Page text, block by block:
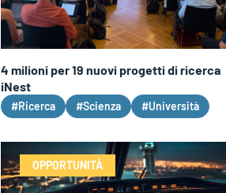
4 milioni per 19 nuovi progetti di ricerca
iNest
#Ricerca #Scienza #Università
OPPORTUNITÀ